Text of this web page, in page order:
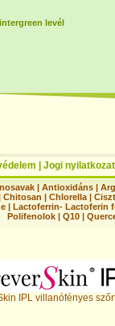
levél
Jogi nyilatkozat
|Antioxidáns |
Chitosan | Chlorella |
| Lactoferrin- Lactoferin
Polifenolok |Q10 |
IPL villanófényes